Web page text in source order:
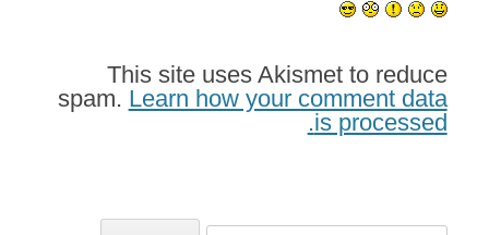
This site uses Akismet to reduce
spam. Learn how your comment data
is processed.